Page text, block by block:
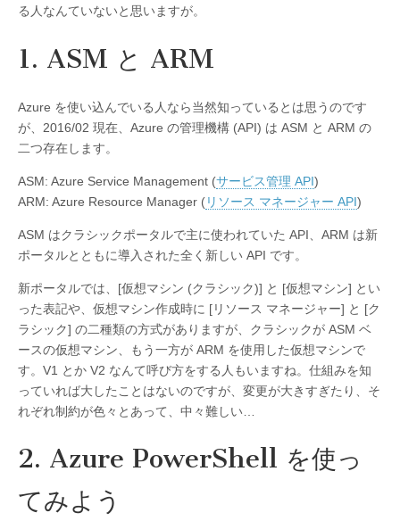
る人なんていないと思いますが。
1. ASM と ARM
Azure を使い込んでいる人なら当然知っているとは思うのです
が、2016/02 現在、Azure の管理機構 (API) は ASM と ARM の
二つ存在します。
ASM: Azure Service Management (サービス管理 API)
ARM: Azure Resource Manager (リソース マネージャー API)
ASM はクラシックポータルで主に使われていた API、ARM は新
ポータルとともに導入された全く新しい API です。
新ポータルでは、[仮想マシン (クラシック)] と [仮想マシン] とい
った表記や、仮想マシン作成時に [リソース マネージャー] と [ク
ラシック] の二種類の方式がありますが、クラシックが ASM ベ
ースの仮想マシン、もう一方が ARM を使用した仮想マシンで
す。V1 とか V2 なんて呼び方をする人もいますね。仕組みを知
っていれば大したことはないのですが、変更が大きすぎたり、そ
れぞれ制約が色々とあって、中々難しい…
2. Azure PowerShell を使っ
てみよう